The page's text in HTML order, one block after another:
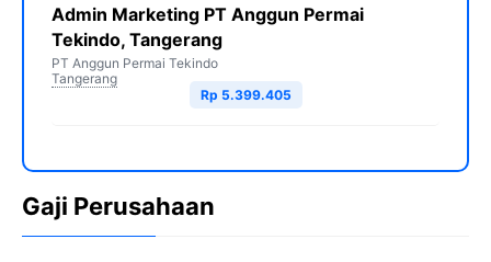
Admin Marketing PT Anggun Permai
Tekindo, Tangerang
PT Anggun Permai Tekindo
Tangerang
Rp 5.399.405
Gaji Perusahaan